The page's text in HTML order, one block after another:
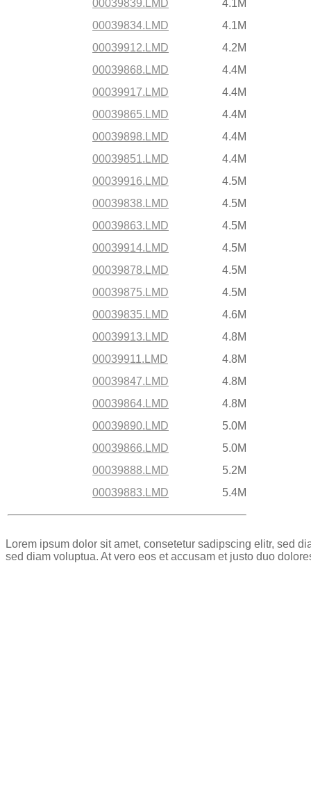
00039839.LMD
4.1M
00039834.LMD
4.1M
00039912.LMD
4.2M
00039868.LMD
4.4M
00039917.LMD
4.4M
00039865.LMD
4.4M
00039898.LMD
4.4M
00039851.LMD
4.4M
00039916.LMD
4.5M
00039838.LMD
4.5M
00039863.LMD
4.5M
00039914.LMD
4.5M
00039878.LMD
4.5M
00039875.LMD
4.5M
00039835.LMD
4.6M
00039913.LMD
4.8M
00039911.LMD
4.8M
00039847.LMD
4.8M
00039864.LMD
4.8M
00039890.LMD
5.0M
00039866.LMD
5.0M
00039888.LMD
5.2M
00039883.LMD
5.4M
Lorem ipsum dolor sit amet, consetetur sadipscing elitr, sed
sed diam voluptua. At vero eos et accusam et justo duo